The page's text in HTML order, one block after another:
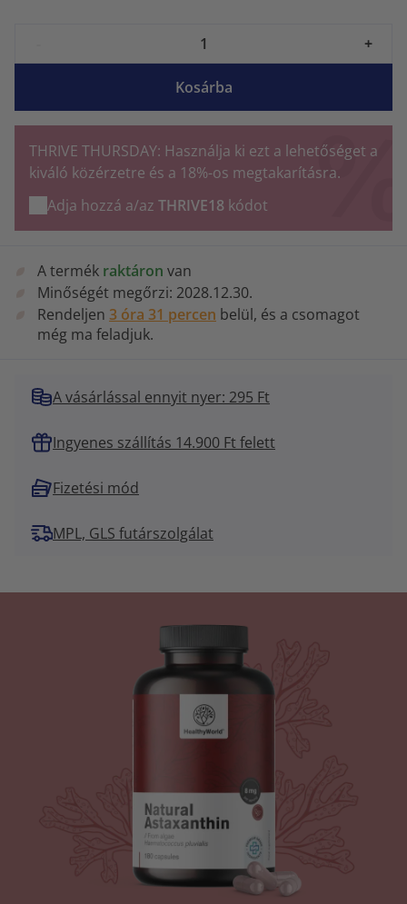
+
Kosárba
THRIVE THURSDAY: Használja ki ezt a lehetőséget a
kiváló közérzetre és a 18%-os megtakarításra.
Adja hozzá a/az THRIVE18 kódot
A termék raktáron van
Minőségét megőrzi: 2028.12.30.
Rendeljen 3 óra 31 percen belül, és a csomagot
még ma feladjuk.
A vásárlással ennyit nyer: 295 Ft
Ingyenes szállítás 14.900 Ft felett
Fizetési mód
MPL, GLS futárszolgálat